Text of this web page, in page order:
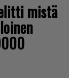
mistä